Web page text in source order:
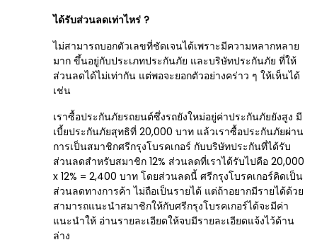
ได้รับส่วนลดเท่าไหร่ ?
ไม่สามารถบอกตัวเลขที่ชัดเจนได้เพราะมีความหลากหลาย
มาก ขึ้นอยู่กับประเภทประกันภัย และบริษัทประกันภัย ที่ให้
ส่วนลดได้ไม่เท่ากัน แต่พอจะยอกตัวอย่างคร่าว ๆ ให้เห็นได้
เช่น
เราซื้อประกันภัยรถยนต์ซึ่งรถยังใหม่อยู่ค่าประกันภัยยังสูง มี
เบี้ยประกันภัยสุทธิที่ 20,000 บาท แล้วเราซื้อประกันภัยผ่าน
การเป็นสมาชิกศรีกรุงโบรคเกอร์ กับบริษัทประกันที่ได้รับ
ส่วนลดสำหรับสมาชิก 12% ส่วนลดที่เราได้รับไปคือ 20,000
x 12% = 2,400 บาท โดยส่วนลดนี้ ศรีกรุงโบรคเกอร์คิดเป็น
ส่วนลดทางการค้า ไม่ถือเป็นรายได้ แต่ถ้าอยากมีรายได้ด้วย
สามารถแนะนำสมาชิกให้กับศรีกรุงโบรคเกอร์ได้จะมีค่า
แนะนำให้ อ่านรายละเอียดให้จบมีรายละเอียดแจ้งไว้ด้าน
ล่าง